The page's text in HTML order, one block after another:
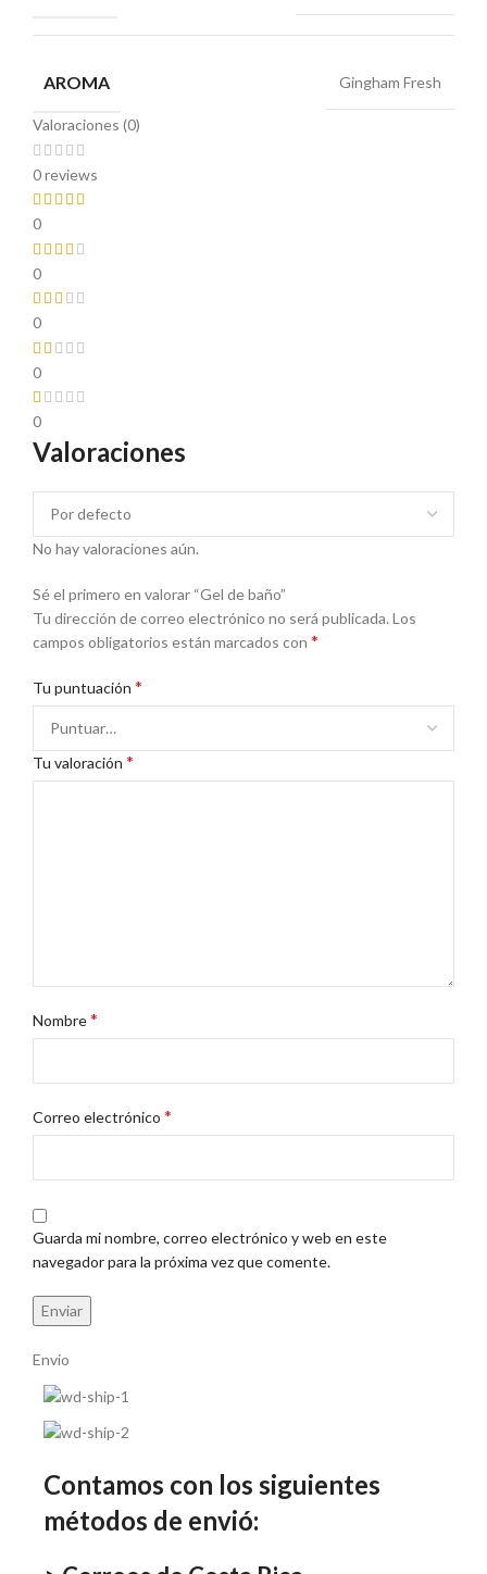
AROMA Gingham Fresh
Valoraciones (0)
0 reviews
0
0
0
0
0
Valoraciones
No hay valoraciones aún.
Sé el primero en valorar “Gel de baño”
Tu dirección de correo electrónico no será publicada. Los
campos obligatorios están marcados con *
Tu puntuación *
Tu valoración *
Nombre*
Correo electrónico *
Guarda mi nombre, correo electrónico y web en este
navegador para la próxima vez que comente.
Envio
Contamos con los siguientes
métodos de envió: